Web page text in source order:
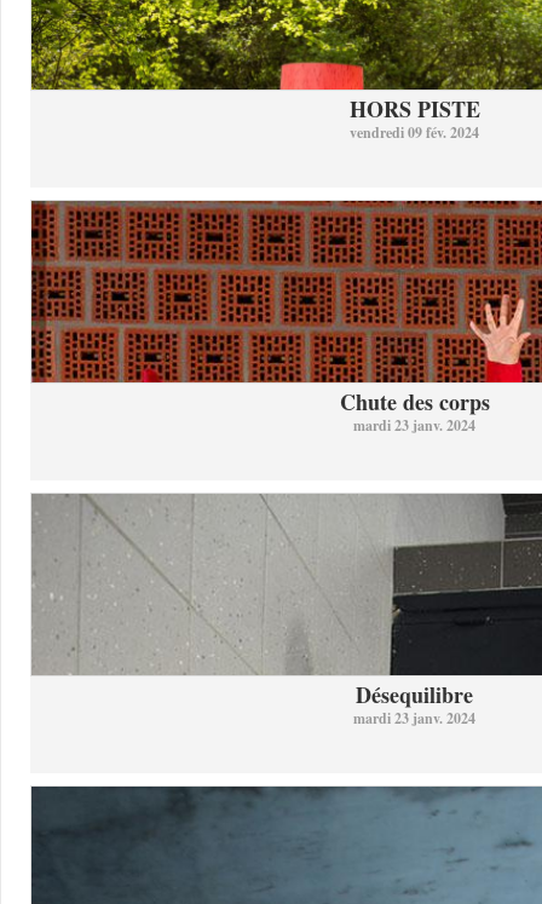
HORS PISTE
vendredi 09 fév. 2024
Chute des corps
mardi 23 janv. 2024
Désequilibre
mardi 23 janv. 2024